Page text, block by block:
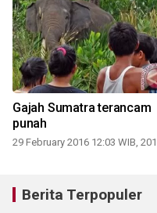
Gajah Sumatra terancam
punah
29 February 2016 12:03 WIB,
Berita Terpopuler